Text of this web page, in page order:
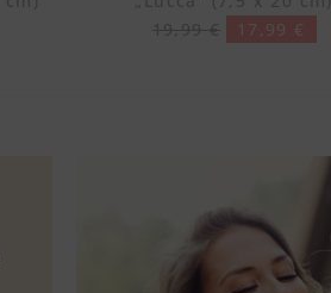
17,99 €